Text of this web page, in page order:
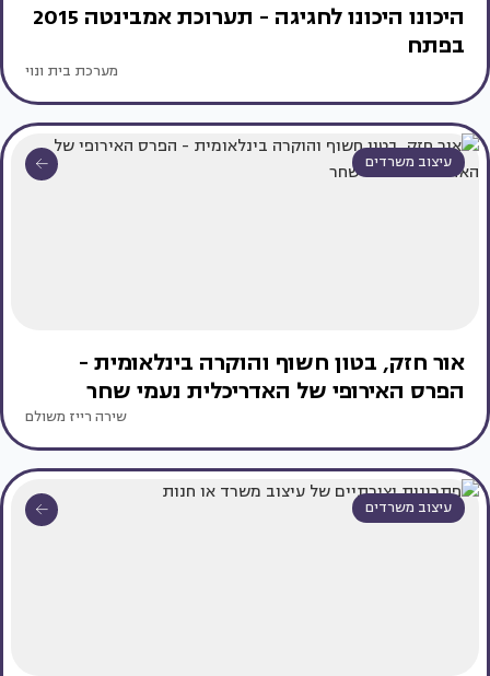
היכונו היכונו לחגיגה - תערוכת אמבינטה 2015
בפתח
מערכת בית ונוי
עיצוב משרדים
אור חזק, בטון חשוף והוקרה בינלאומית -
הפרס האירופי של האדריכלית נעמי שחר
שירה רייז משולם
עיצוב משרדים